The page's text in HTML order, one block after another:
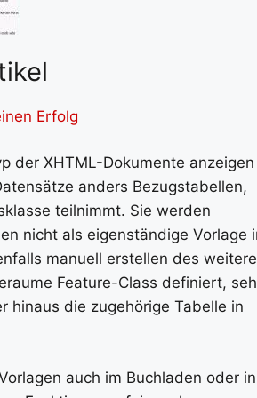
Erfolg
der XHTML-Dokumente anzeigen
anders Bezugstabellen,
teilnimmt. Sie werden
nicht als eigenständige Vorlage
manuell erstellen des
Feature-Class definiert,
hinaus die zugehörige Tabelle in
auch im Buchladen oder in